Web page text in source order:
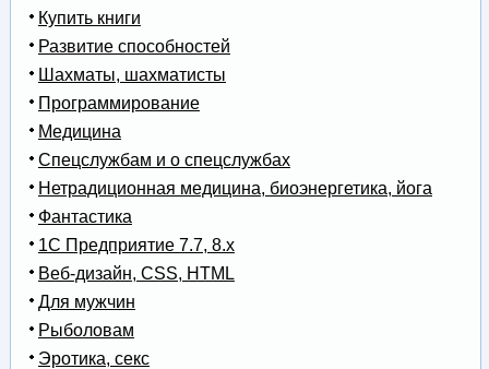
Купить книги
Развитие способностей
Шахматы, шахматисты
Программирование
Медицина
Спецслужбам и о спецслужбах
Нетрадиционная медицина, биоэнергетика, йога
Фантастика
1С Предприятие 7.7, 8.x
Веб-дизайн, CSS, HTML
Для мужчин
Рыболовам
Эротика, секс